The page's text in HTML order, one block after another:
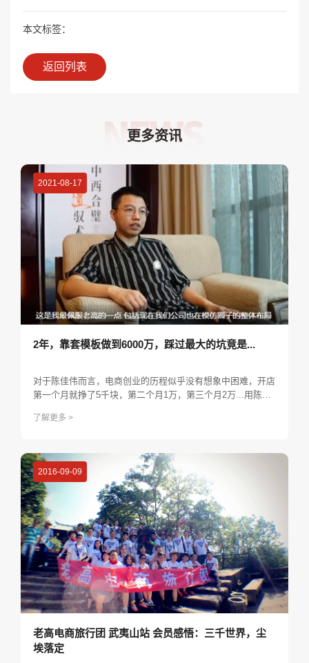
本文标签：
返回列表
更多资讯
2021-08-17
2年，靠套模板做到6000万，踩过最大的坑竟是...
对于陈佳伟而言，电商创业的历程似乎没有想象中困难，开店
第一个月就挣了5千块，第二个月1万，第三个月2万...用陈伟
了解更多 >
2016-09-09
老高电商旅行团 武夷山站 会员感悟：三千世界，尘
埃落定